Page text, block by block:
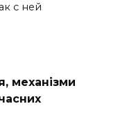
с ней
механізми